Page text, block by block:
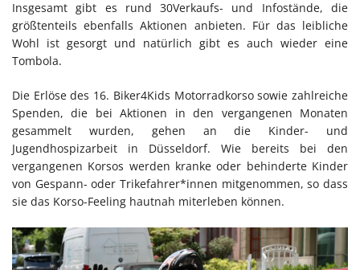
Insgesamt gibt es rund 30Verkaufs- und Infostände, die
größtenteils ebenfalls Aktionen anbieten. Für das leibliche
Wohl ist gesorgt und natürlich gibt es auch wieder eine
Tombola.
Die Erlöse des 16. Biker4Kids Motorradkorso sowie zahlreiche
Spenden, die bei Aktionen in den vergangenen Monaten
gesammelt wurden, gehen an die Kinder- und
Jugendhospizarbeit in Düsseldorf. Wie bereits bei den
vergangenen Korsos werden kranke oder behinderte Kinder
von Gespann- oder Trikefahrer*innen mitgenommen, so dass
sie das Korso-Feeling hautnah miterleben können.